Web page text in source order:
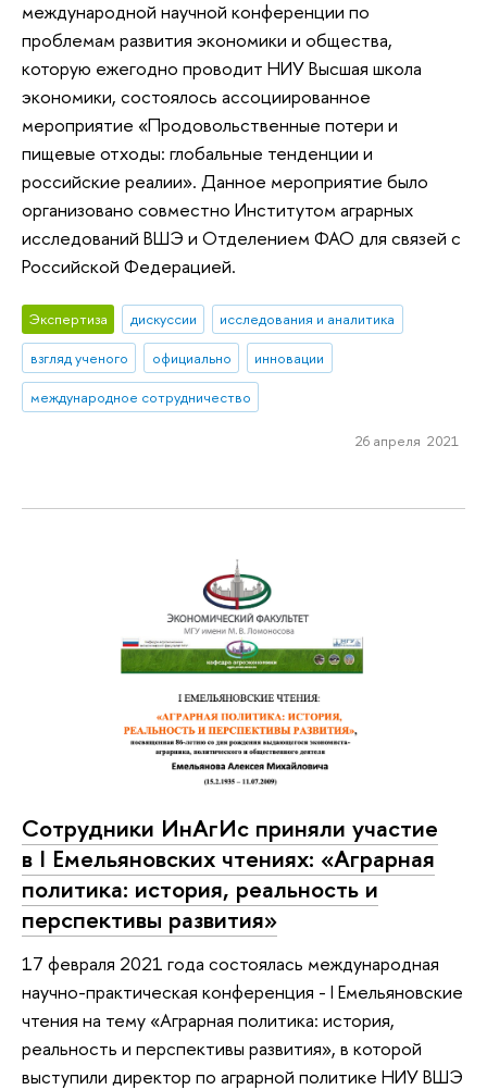
международной научной конференции по
проблемам развития экономики и общества,
которую ежегодно проводит НИУ Высшая школа
экономики, состоялось ассоциированное
мероприятие «Продовольственные потери и
пищевые отходы: глобальные тенденции и
российские реалии». Данное мероприятие было
организовано совместно Институтом аграрных
исследований ВШЭ и Отделением ФАО для связей с
Российской Федерацией.
Экспертиза дискуссии
исследования и аналитика
взгляд ученого
официально
инновации
международное сотрудничество
26 апреля 2021
Сотрудники ИнАгИс приняли участие
в I Емельяновских чтениях: «Аграрная
политика: история, реальность и
перспективы развития»
17 февраля 2021 года состоялась международная
научно-практическая конференция - I Емельяновские
чтения на тему «Аграрная политика: история,
реальность и перспективы развития», в которой
выступили директор по аграрной политике НИУ ВШЭ